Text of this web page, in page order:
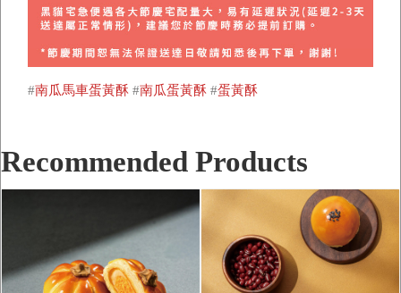
#南瓜馬車蛋黃酥 #南瓜蛋黃酥 #蛋黃酥
Recommended Products